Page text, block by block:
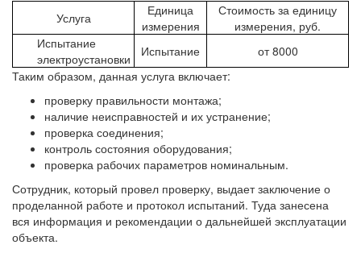
Услуга
Единица
измерения
Стоимость за единицу
измерения, руб.
Испытание
электроустановки
Испытание
от 8000
Таким образом, данная услуга включает:
проверку правильности монтажа;
наличие неисправностей и их устранение;
проверка соединения;
контроль состояния оборудования;
проверка рабочих параметров номинальным.
Сотрудник, который провел проверку, выдает заключение о
проделанной работе и протокол испытаний. Туда занесена
вся информация и рекомендации о дальнейшей эксплуатации
объекта.